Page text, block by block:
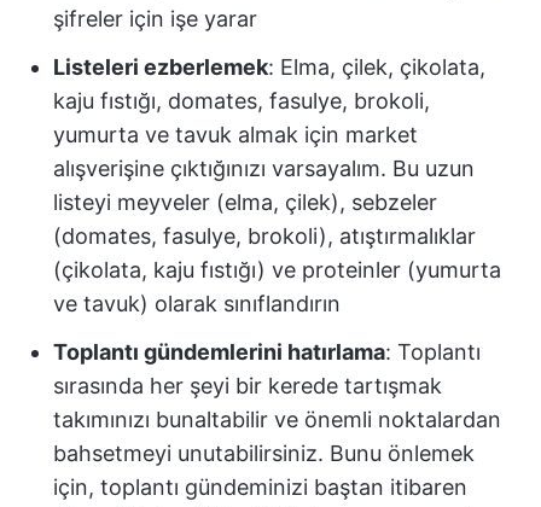
şifreler için işe yarar
Listeleri ezberlemek: Elma, çilek, çikolata,
kaju fıstığı, domates, fasulye, brokoli,
yumurta ve tavuk almak için market
alışverişine çıktığınızı varsayalım. Bu uzun
listeyi meyveler (elma, çilek), sebzeler
(domates, fasulye, brokoli), atıştırmalıklar
(çikolata, kaju fıstığı) ve proteinler (yumurta
ve tavuk) olarak sınıflandırın
Toplantı gündemlerini hatırlama: Toplantı
sırasında her şeyi bir kerede tartışmak
takımınızı bunaltabilir ve önemli noktalardan
bahsetmeyi unutabilirsiniz. Bunu önlemek
için, toplantı gündeminizi baştan itibaren